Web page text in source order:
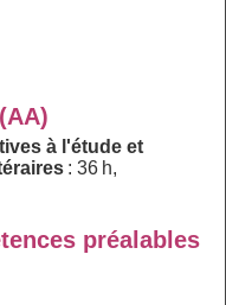
à l'étude et
: 36 h,
préalables